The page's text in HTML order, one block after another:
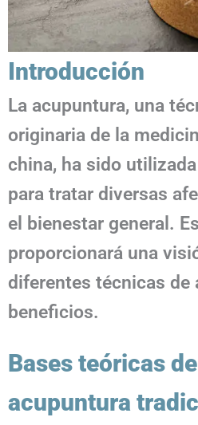
Introducción
La acupuntura, una
originaria de la
china, ha sido
para tratar diversas
el bienestar general.
proporcionará una
diferentes técnicas de
beneficios.
Bases teóricas
acupuntura